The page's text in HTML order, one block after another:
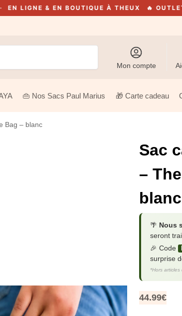
& EN BOUTIQUE À THEUX 🔥 OUTLET 2026
Mon compte
👜 Nos Sacs Paul Marius 🎁 Carte cadeau
Bag – blanc
Sac
–
blanc
🌴 Nous
seront
🎉 Code
surprise
*Hors
44.99€